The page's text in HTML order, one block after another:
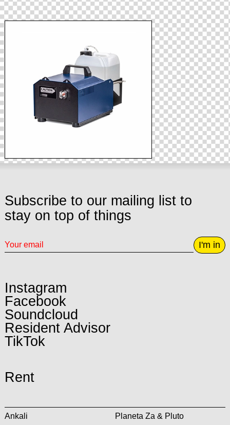
Subscribe to our mailing list to
stay on top of things
I'm in
Instagram
Facebook
Soundcloud
Resident Advisor
TikTok
Rent
Ankali Planeta Za & Pluto